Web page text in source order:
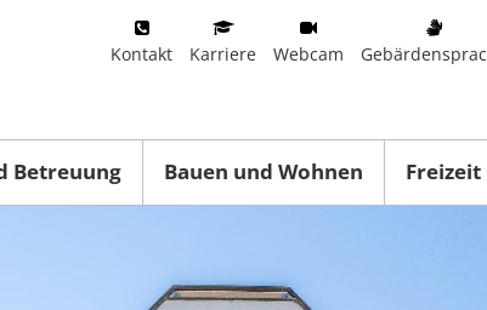
Kontakt Karriere Webcam
Betreuung Bauen und Wohnen